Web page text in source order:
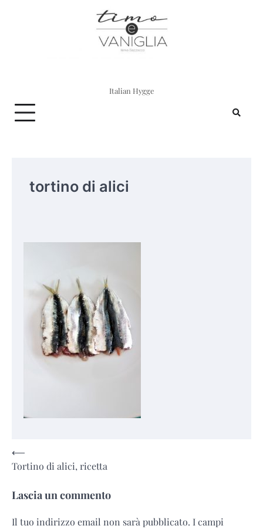
Italian Hygge
tortino di alici
Navigazione
articoli
⟵
Tortino di alici, ricetta
Lascia un commento
Il tuo indirizzo email non sarà pubblicato. I campi